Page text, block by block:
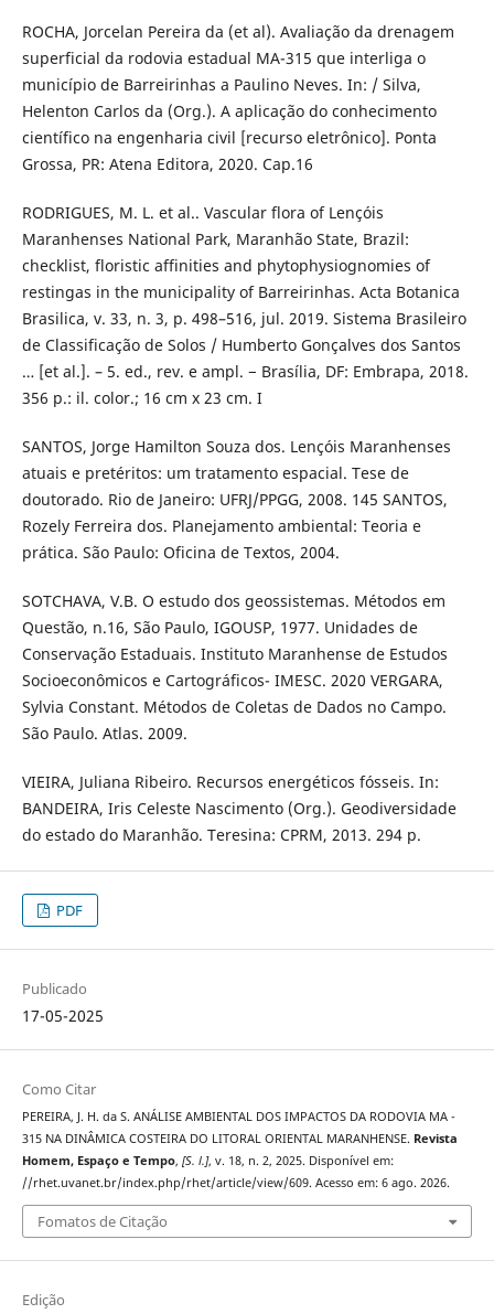
ROCHA, Jorcelan Pereira da (et al). Avaliação da drenagem
superficial da rodovia estadual MA-315 que interliga o
município de Barreirinhas a Paulino Neves. In: / Silva,
Helenton Carlos da (Org.). A aplicação do conhecimento
científico na engenharia civil [recurso eletrônico]. Ponta
Grossa, PR: Atena Editora, 2020. Cap.16
RODRIGUES, M. L. et al.. Vascular flora of Lençóis
Maranhenses National Park, Maranhão State, Brazil:
checklist, floristic affinities and phytophysiognomies of
restingas in the municipality of Barreirinhas. Acta Botanica
Brasilica, v. 33, n. 3, p. 498–516, jul. 2019. Sistema Brasileiro
de Classificação de Solos / Humberto Gonçalves dos Santos
… [et al.]. – 5. ed., rev. e ampl. − Brasília, DF: Embrapa, 2018.
356 p.: il. color.; 16 cm x 23 cm. I
SANTOS, Jorge Hamilton Souza dos. Lençóis Maranhenses
atuais e pretéritos: um tratamento espacial. Tese de
doutorado. Rio de Janeiro: UFRJ/PPGG, 2008. 145 SANTOS,
Rozely Ferreira dos. Planejamento ambiental: Teoria e
prática. São Paulo: Oficina de Textos, 2004.
SOTCHAVA, V.B. O estudo dos geossistemas. Métodos em
Questão, n.16, São Paulo, IGOUSP, 1977. Unidades de
Conservação Estaduais. Instituto Maranhense de Estudos
Socioeconômicos e Cartográficos- IMESC. 2020 VERGARA,
Sylvia Constant. Métodos de Coletas de Dados no Campo.
São Paulo. Atlas. 2009.
VIEIRA, Juliana Ribeiro. Recursos energéticos fósseis. In:
BANDEIRA, Iris Celeste Nascimento (Org.). Geodiversidade
do estado do Maranhão. Teresina: CPRM, 2013. 294 p.
PDF
Publicado
17-05-2025
Como Citar
PEREIRA, J. H. da S. ANÁLISE AMBIENTAL DOS IMPACTOS DA RODOVIA MA -
315 NA DINÂMICA COSTEIRA DO LITORAL ORIENTAL MARANHENSE. Revista
Homem, Espaço e Tempo, [S. l.], v. 18, n. 2, 2025. Disponível em:
//rhet.uvanet.br/index.php/rhet/article/view/609. Acesso em: 6 ago. 2026.
Fomatos de Citação
Edição